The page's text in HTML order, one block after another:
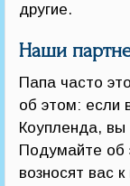
другие.
Наши
Папа часто
об этом: если
Коупленда, вы
Подумайте об
возносят вас